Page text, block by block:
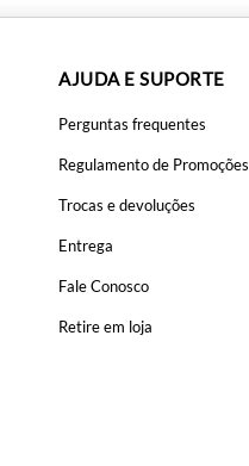
AJUDA E SUPORTE
Perguntas frequentes
Regulamento de Promoções
Trocas e devoluções
Entrega
Fale Conosco
Retire em loja